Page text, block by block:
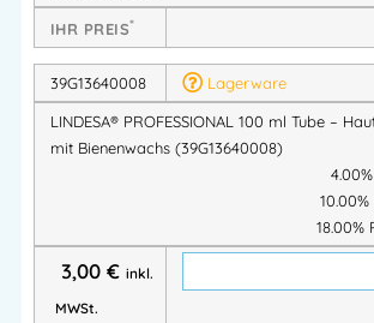
Produkteigenschaften:
Hautschutz & Pflege in einem
Schützt die Haut bei leichten
pflegt nach der Arbeit
Mit natürlichem Bienenwachs
Pflegt, beruhigt und stärkt die
Schnell einziehend & schwach
Keine Beeinträchtigung des
IHR PREIS*
39G13640008
Lagerware
LINDESA® PROFESSIONAL 100 ml Tube –
mit Bienenwachs (39G13640008)
18.00%
3,00 € inkl.
MWSt.